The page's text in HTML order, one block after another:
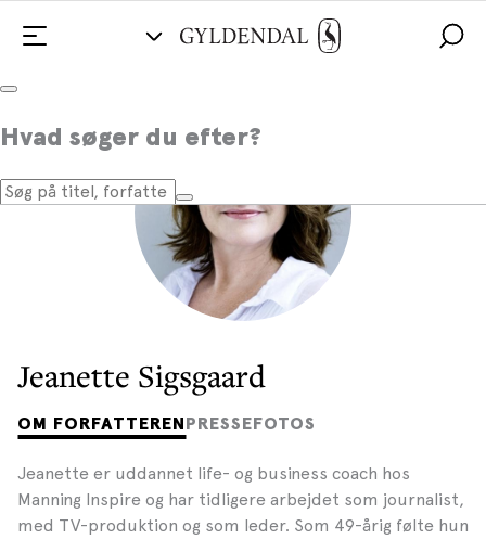
Hvad søger du efter?
Jeanette Sigsgaard
OM FORFATTERENPRESSEFOTOS
Jeanette er uddannet life- og business coach hos
Manning Inspire og har tidligere arbejdet som journalist,
med TV-produktion og som leder. Som 49-årig følte hun